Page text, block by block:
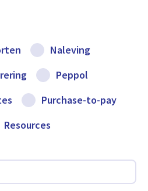
Naleving
Peppol
Purchase-to-pay
Resources